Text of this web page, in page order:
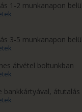
1-2 munkanapon
3-5 munkanapon
átvétel boltunkban
bankkártyával, átutalás